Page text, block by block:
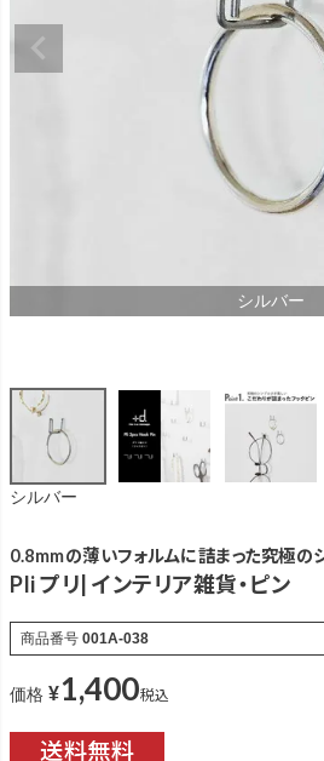
シルバー
シルバー
0.8mmの薄いフォルムに詰まった究極の
Pli プリ| インテリア雑貨・ピン
商品番号 001A-038
価格 ¥1,400税込